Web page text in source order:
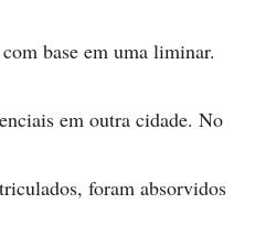
base em uma liminar.
em outra cidade. No
foram absorvidos